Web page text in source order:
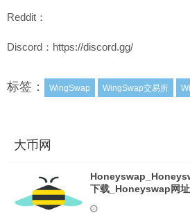
Reddit：
Discord：https://discord.gg/
标签： WingSwap WingSwap交易所
大币网
下载_Honeyswap网址